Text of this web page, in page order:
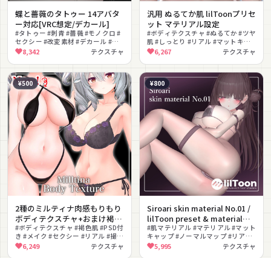
蝶と薔薇のタトゥー 14アバタ
ー対応[VRC想定/デカール]
#タトゥー #刺青 #薔薇 #モノクロ #
セクシー #改変素材 #デカール #テ
クスチャ素材 #テクスチャ
8,342 テクスチャ
汎用 ぬるてか肌 lilToonプリセ
ット マテリアル設定
#ボディテクスチャ #ぬるてか #ツヤ
肌 #しっとり #リアル #マットキャ
ップ #ノーマルマップ #汎用 #色っ
ぽい #lilToon対応
6,267 テクスチャ
¥500
2種のミルティナ肉感もりもり
ボディテクスチャ+おまけ褐色
肌テクスチャ ✧Milltina Body
Texture✧
#ボディテクスチャ #褐色肌 #PSD付
き #メイク #セクシー #リアル #撮影
向け #テクスチャ #メイクテクスチ
6,249 テクスチャ
¥800
Siroari skin material No.01 /
lilToon preset & material
setup
#肌マテリアル #マテリアル #マット
キャップ #ノーマルマップ #リアル
#セクシー #撮影向け #lilToon対応
#テクスチャ
5,995 テクスチャ